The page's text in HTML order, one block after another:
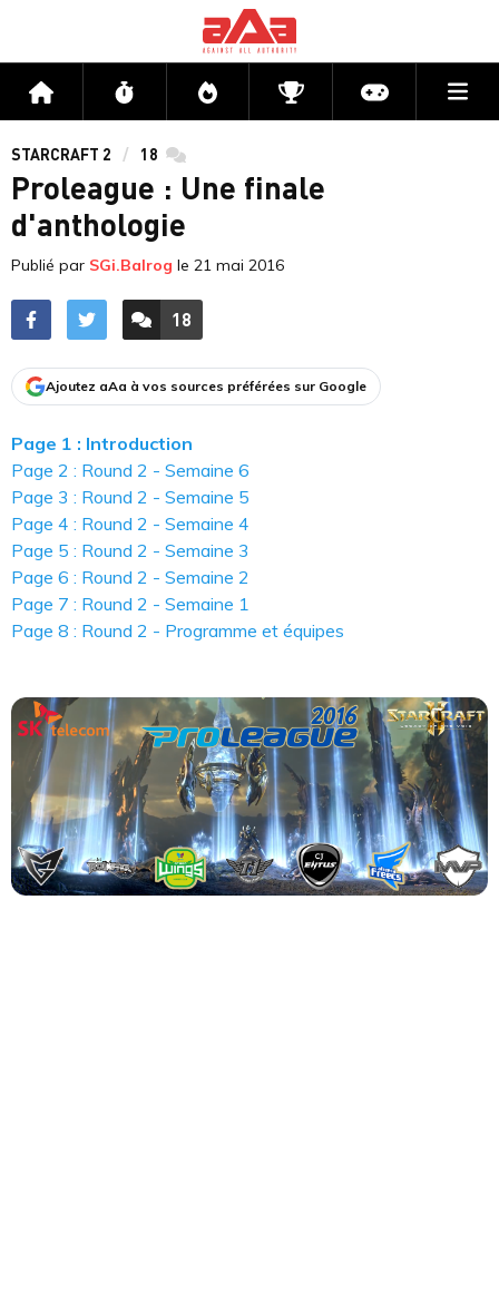
Accueil Flux Directs CompétitionsActu jeux
STARCRAFT 2 18 commentaires
Proleague : Une finale
d'anthologie
Publié par SGi.Balrog le 21 mai 2016
ACCÉDER AUX
18
COMMENTAIRES
Ajoutez aAa à vos sources préférées sur Google
Page 1 : Introduction
Page 2 : Round 2 - Semaine 6
Page 3 : Round 2 - Semaine 5
Page 4 : Round 2 - Semaine 4
Page 5 : Round 2 - Semaine 3
Page 6 : Round 2 - Semaine 2
Page 7 : Round 2 - Semaine 1
Page 8 : Round 2 - Programme et équipes